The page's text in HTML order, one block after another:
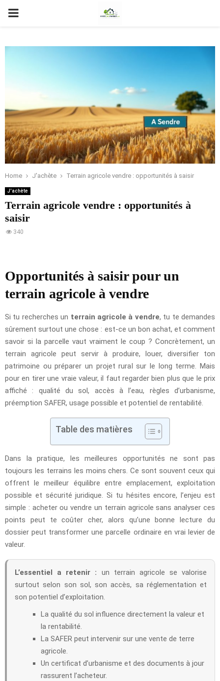
PRIMARY
Home J'achète Terrain agricole vendre : opportunités à saisir
J'achète
Terrain agricole vendre : opportunités à
saisir
340
Opportunités à saisir pour un
terrain agricole à vendre
Si tu recherches un terrain agricole à vendre, tu te demandes
sûrement surtout une chose : est-ce un bon achat, et comment
savoir si la parcelle vaut vraiment le coup ? Concrètement, un
terrain agricole peut servir à produire, louer, diversifier ton
patrimoine ou préparer un projet rural sur le long terme. Mais
pour en tirer une vraie valeur, il faut regarder bien plus que le prix
affiché : qualité du sol, accès à l’eau, règles d’urbanisme,
préemption SAFER, usage possible et potentiel de rentabilité.
Table des matières
Dans la pratique, les meilleures opportunités ne sont pas
toujours les terrains les moins chers. Ce sont souvent ceux qui
offrent le meilleur équilibre entre emplacement, exploitation
possible et sécurité juridique. Si tu hésites encore, l’enjeu est
simple : acheter ou vendre un terrain agricole sans analyser ces
points peut te coûter cher, alors qu’une bonne lecture du
dossier peut transformer une parcelle ordinaire en vrai levier de
valeur.
L’essentiel a retenir : un terrain agricole se valorise
surtout selon son sol, son accès, sa réglementation et
son potentiel d’exploitation.
La qualité du sol influence directement la valeur et
la rentabilité.
La SAFER peut intervenir sur une vente de terre
agricole.
Un certificat d’urbanisme et des documents à jour
rassurent l’acheteur.